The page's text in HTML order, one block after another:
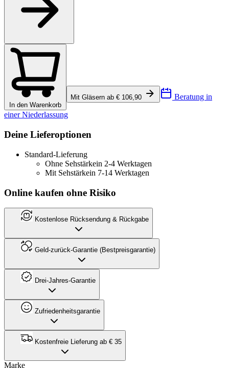
In den Warenkorb
Mit Gläsern ab € 106,90 Beratung in
einer Niederlassung
Deine Lieferoptionen
Standard-Lieferung
Ohne Sehstärkein 2-4 Werktagen
Mit Sehstärkein 7-14 Werktagen
Online kaufen ohne Risiko
Kostenlose Rücksendung & Rückgabe
Geld-zurück-Garantie (Bestpreisgarantie)
Drei-Jahres-Garantie
Zufriedenheitsgarantie
Kostenfreie Lieferung ab € 35
Marke